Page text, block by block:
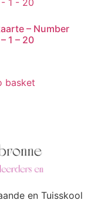
– Number
1 – 20
basket
en Tuisskool